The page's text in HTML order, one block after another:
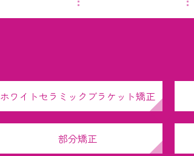
ホワイトセラミックブラケット矯正
部分矯正